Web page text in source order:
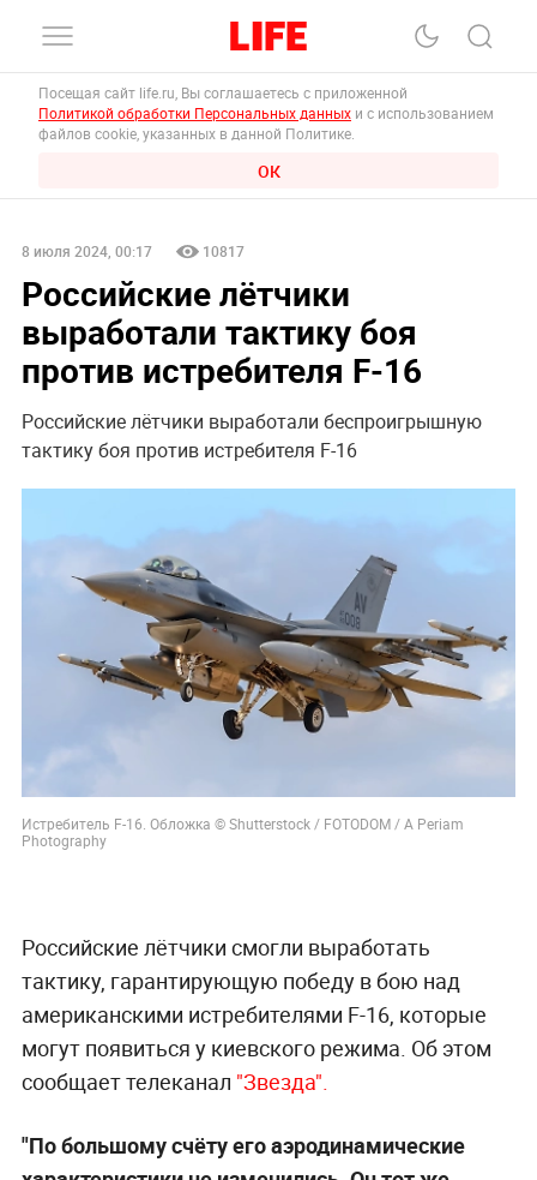
Посещая сайт life.ru, Вы соглашаетесь с приложенной
Политикой обработки Персональных данных и с использованием
файлов cookie, указанных в данной Политике.
ОК
8 июля 2024, 00:17 10817
Российские лётчики
выработали тактику боя
против истребителя F-16
Российские лётчики выработали беспроигрышную
тактику боя против истребителя F-16
Истребитель F-16. Обложка © Shutterstock / FOTODOM / A Periam
Photography
Российские лётчики смогли выработать
тактику, гарантирующую победу в бою над
американскими истребителями F-16, которые
могут появиться у киевского режима. Об этом
сообщает телеканал "Звезда".
"По большому счёту его аэродинамические